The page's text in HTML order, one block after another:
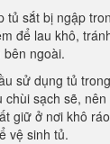
sắt bị ngập
để lau khô,
ngoài.
sử dụng tủ
chùi sạch sẽ,
giữ ở nơi khô
vệ sinh tủ.